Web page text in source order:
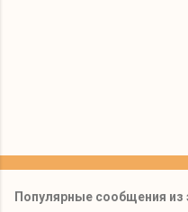
Популярные сообщения из